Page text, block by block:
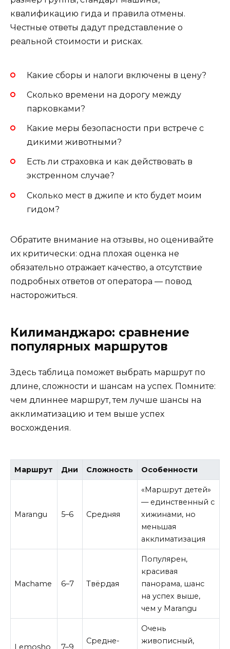
квалификацию гида и правила отмены.
Честные ответы дадут представление о
реальной стоимости и рисках.
Какие сборы и налоги включены в цену?
Сколько времени на дорогу между
парковками?
Какие меры безопасности при встрече с
дикими животными?
Есть ли страховка и как действовать в
экстренном случае?
Сколько мест в джипе и кто будет моим
гидом?
Обратите внимание на отзывы, но оценивайте
их критически: одна плохая оценка не
обязательно отражает качество, а отсутствие
подробных ответов от оператора — повод
насторожиться.
Килиманджаро: сравнение
популярных маршрутов
Здесь таблица поможет выбрать маршрут по
длине, сложности и шансам на успех. Помните:
чем длиннее маршрут, тем лучше шансы на
акклиматизацию и тем выше успех
восхождения.
Маршрут Дни Сложность Особенности
Marangu 5–6 Средняя
«Маршрут детей»
— единственный с
хижинами, но
меньшая
акклиматизация
Machame 6–7 Твёрдая
Популярен,
красивая
панорама, шанс
на успех выше,
чем у Marangu
Lemosho 7–9
Средне-
Очень
живописный,